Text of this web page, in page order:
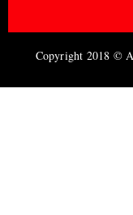
Copyright 2018 ©